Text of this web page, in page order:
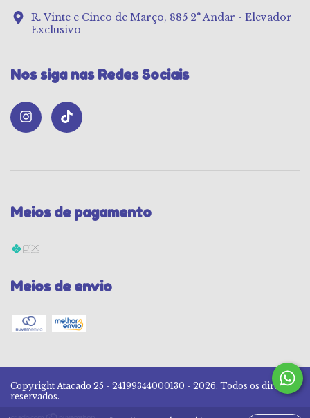
R. Vinte e Cinco de Março, 885 2° Andar - Elevador
Exclusivo
Nos siga nas Redes Sociais
Meios de pagamento
Meios de envio
Copyright Atacado 25 - 24199344000130 - 2026. Todos os direitos
reservados.